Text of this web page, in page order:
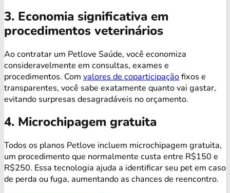
3. Economia significativa em
procedimentos veterinários
Ao contratar um Petlove Saúde, você economiza
consideravelmente em consultas, exames e
procedimentos. Com valores de coparticipaçãofixos e
transparentes, você sabe exatamente quanto vai gastar,
evitando surpresas desagradáveis no orçamento.
4. Microchipagem gratuita
Todos os planos Petlove incluem microchipagem gratuita,
um procedimento que normalmente custa entre R$150 e
R$250. Essa tecnologia ajuda a identificar seu pet em caso
de perda ou fuga, aumentando as chances de reencontro.